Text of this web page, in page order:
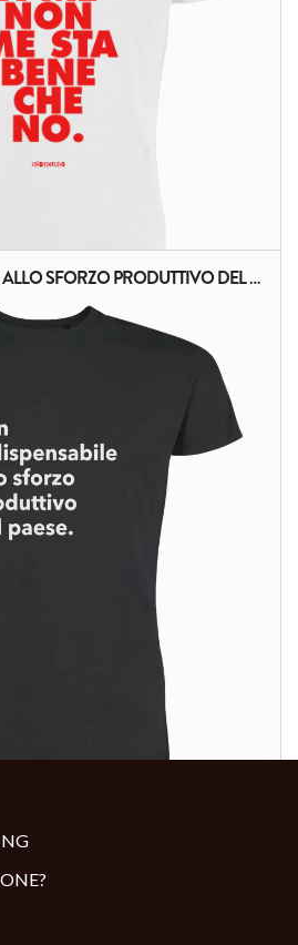
NON INDISPENSABILE ALLO SFORZO PRODUTTIVO DEL PAESE (SCRITTA BIANCA)